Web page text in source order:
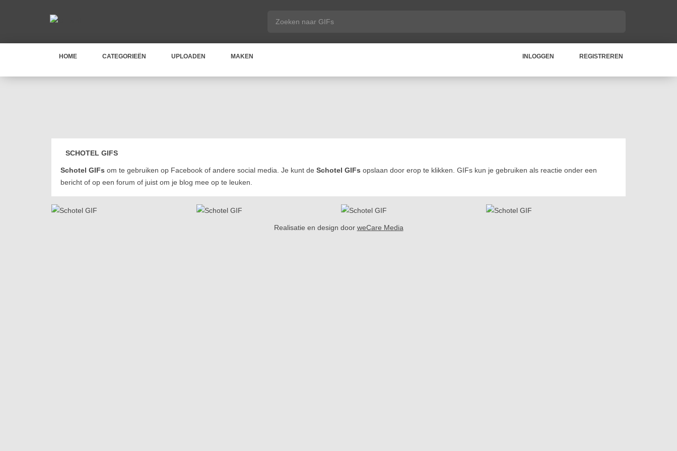
HOME CATEGORIEËN UPLOADEN MAKEN INLOGGEN REGISTREREN
SCHOTEL GIFS
Schotel GIFs om te gebruiken op Facebook of andere social media. Je kunt de Schotel GIFs opslaan door erop te klikken. GIFs kun je gebruiken als reactie onder een
bericht of op een forum of juist om je blog mee op te leuken.
Realisatie en design door weCare Media